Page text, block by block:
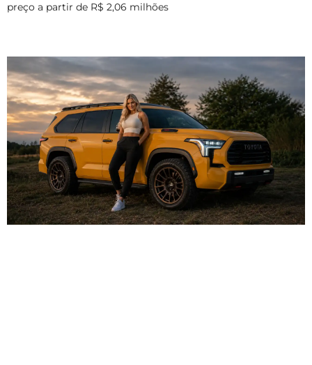
preço a partir de R$ 2,06 milhões